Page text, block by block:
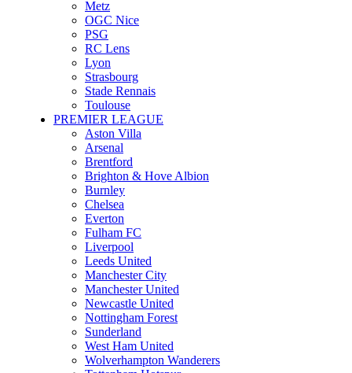
Metz
OGC Nice
PSG
RC Lens
Lyon
Strasbourg
Stade Rennais
Toulouse
PREMIER LEAGUE
Aston Villa
Arsenal
Brentford
Brighton & Hove Albion
Burnley
Chelsea
Everton
Fulham FC
Liverpool
Leeds United
Manchester City
Manchester United
Newcastle United
Nottingham Forest
Sunderland
West Ham United
Wolverhampton Wanderers